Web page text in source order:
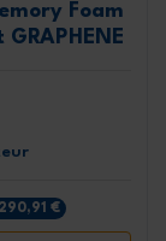
Foam
€